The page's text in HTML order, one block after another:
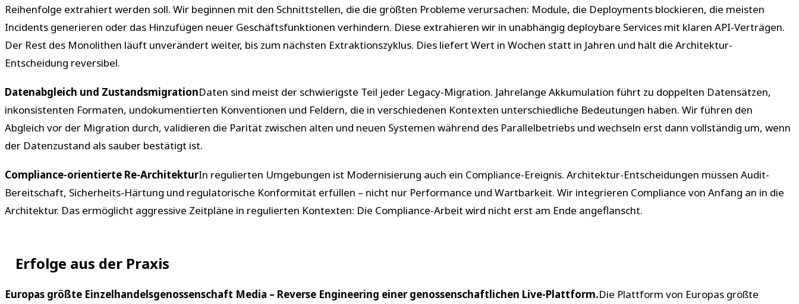
Reihenfolge extrahiert werden soll. Wir beginnen mit den Schnittstellen, die die größten Probleme verursachen: Module, die Deployments blockieren, die meisten
Incidents generieren oder das Hinzufügen neuer Geschäftsfunktionen verhindern. Diese extrahieren wir in unabhängig deploybare Services mit klaren API-Verträgen.
Der Rest des Monolithen läuft unverändert weiter, bis zum nächsten Extraktionszyklus. Dies liefert Wert in Wochen statt in Jahren und hält die Architektur-
Entscheidung reversibel.
Datenabgleich und ZustandsmigrationDaten sind meist der schwierigste Teil jeder Legacy-Migration. Jahrelange Akkumulation führt zu doppelten Datensätzen,
inkonsistenten Formaten, undokumentierten Konventionen und Feldern, die in verschiedenen Kontexten unterschiedliche Bedeutungen haben. Wir führen den
Abgleich vor der Migration durch, validieren die Parität zwischen alten und neuen Systemen während des Parallelbetriebs und wechseln erst dann vollständig um, wenn
der Datenzustand als sauber bestätigt ist.
Compliance-orientierte Re-ArchitekturIn regulierten Umgebungen ist Modernisierung auch ein Compliance-Ereignis. Architektur-Entscheidungen müssen Audit-
Bereitschaft, Sicherheits-Härtung und regulatorische Konformität erfüllen – nicht nur Performance und Wartbarkeit. Wir integrieren Compliance von Anfang an in die
Architektur. Das ermöglicht aggressive Zeitpläne in regulierten Kontexten: Die Compliance-Arbeit wird nicht erst am Ende angeflanscht.
Erfolge aus der Praxis
Europas größte Einzelhandelsgenossenschaft Media – Reverse Engineering einer genossenschaftlichen Live-Plattform.Die Plattform von Europas größte